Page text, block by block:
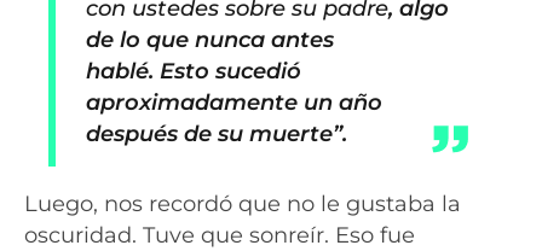
con ustedes sobre su padre, algo
de lo que nunca antes
hablé. Esto sucedió
aproximadamente un año
después de su muerte”.
Luego, nos recordó que no le gustaba la
oscuridad. Tuve que sonreír. Eso fue